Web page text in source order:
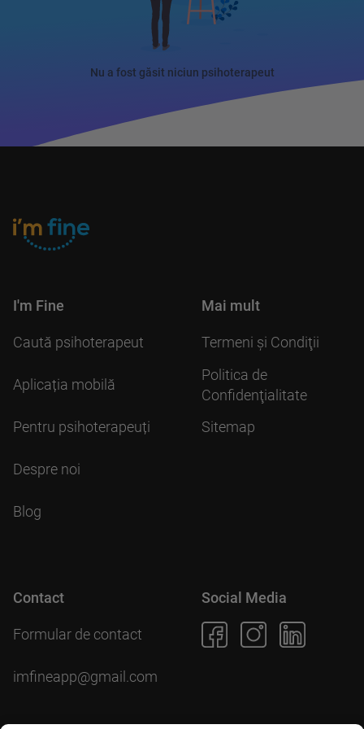
Nu a fost găsit niciun psihoterapeut
I'm Fine
Caută psihoterapeut
Aplicația mobilă
Pentru psihoterapeuți
Despre noi
Blog
Mai mult
Termeni şi Condiţii
Politica de
Confidenţialitate
Sitemap
Contact
Formular de contact
imfineapp@gmail.com
Social Media